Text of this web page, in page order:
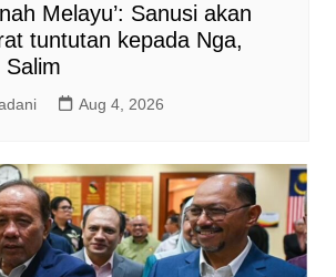
Melayu’: Sanusi akan
tuntutan kepada Nga,
Salim
Aug 4, 2026